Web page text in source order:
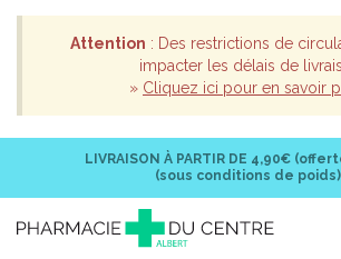
Attention : Des restrictions de
impacter les délais de
» Cliquez ici pour en savoir
LIVRAISON À PARTIR DE 4,90€
(sous conditions de poids)